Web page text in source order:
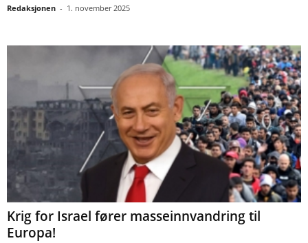
Redaksjonen - 1. november 2025
Krig for Israel fører masseinnvandring til
Europa!